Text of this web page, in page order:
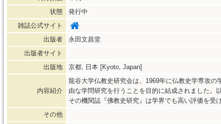
状態
発行中
雑誌公式サイト
出版者
永田文昌堂
出版者サイト
出版地
京都, 日本 [Kyoto, Japan]
内容紹介
龍谷大学仏教史研究会は、1969年に仏教史学専攻
由な学問研究を行うことを目的に結成されました。
その機関誌『佛教史研究』は学界でも高い評価を受
その他